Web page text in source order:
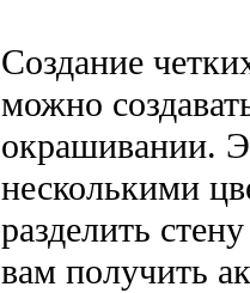
Создание
можно
окрашивании.
несколькими
разделить
вам получить